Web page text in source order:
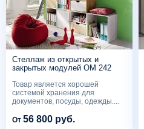
Стеллаж из открытых и
закрытых модулей OM 242
Товар является хорошей
системой хранения для
документов, посуды, одежды....
От 56 800 руб.